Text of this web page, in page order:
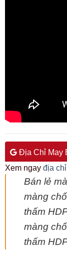
Địa Chỉ May
Xem ngay địa
Bán lẻ
màng
thấm
màng
thấm